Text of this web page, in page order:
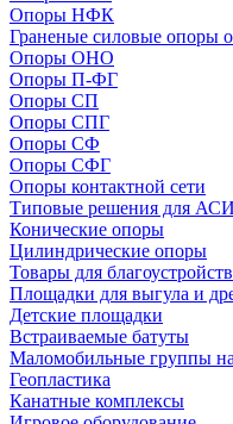
Опоры НФК
Граненые силовые опоры
Опоры ОНО
Опоры П-ФГ
Опоры СП
Опоры СПГ
Опоры СФ
Опоры СФГ
Опоры контактной сети
Типовые решения для
Конические опоры
Цилиндрические опоры
Товары для
Площадки для выгула и
Детские площадки
Встраиваемые батуты
Маломобильные группы
Геопластика
Канатные комплексы